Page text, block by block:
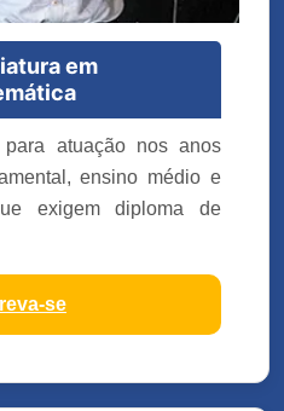
em
para atuação nos anos
ensino médio e
exigem diploma de
se